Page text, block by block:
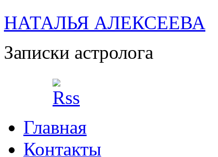
НАТАЛЬЯ АЛЕКСЕЕВА
Записки астролога
Главная
Контакты